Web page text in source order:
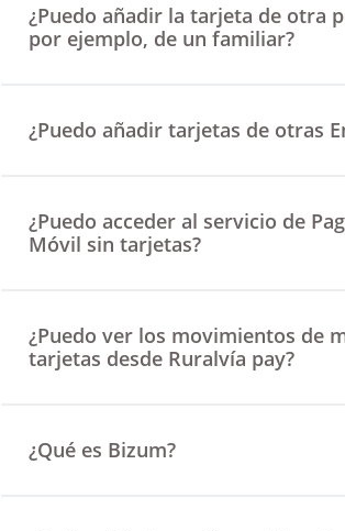
¿Puedo añadir la tarjeta de otra
por ejemplo, de un familiar?
¿Puedo añadir tarjetas de otras
¿Puedo acceder al servicio de
Móvil sin tarjetas?
¿Puedo ver los movimientos de
tarjetas desde Ruralvía pay?
¿Qué es Bizum?